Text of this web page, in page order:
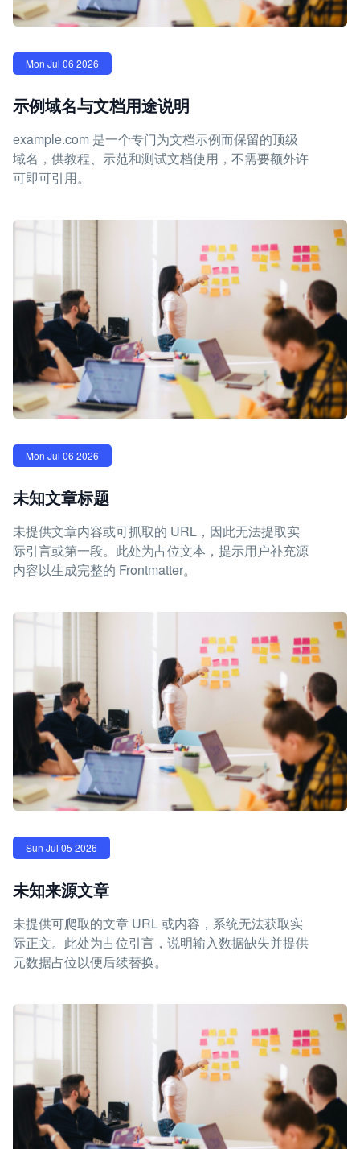
Mon Jul 06 2026
示例域名与文档用途说明
example.com 是一个专门为文档示例而保留的顶级
域名，供教程、示范和测试文档使用，不需要额外许
可即可引用。
Mon Jul 06 2026
未知文章标题
未提供文章内容或可抓取的 URL，因此无法提取实
际引言或第一段。此处为占位文本，提示用户补充源
内容以生成完整的 Frontmatter。
Sun Jul 05 2026
未知来源文章
未提供可爬取的文章 URL 或内容，系统无法获取实
际正文。此处为占位引言，说明输入数据缺失并提供
元数据占位以便后续替换。